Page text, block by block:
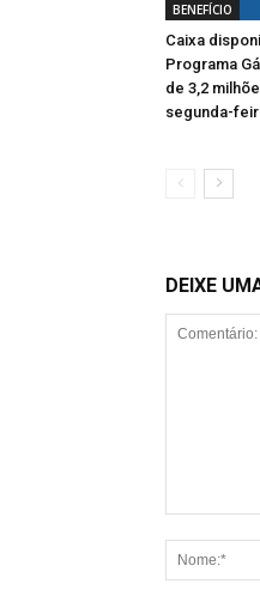
BENEFÍCIO
Caixa
Programa
de 3,2
segunda-
DEIXE